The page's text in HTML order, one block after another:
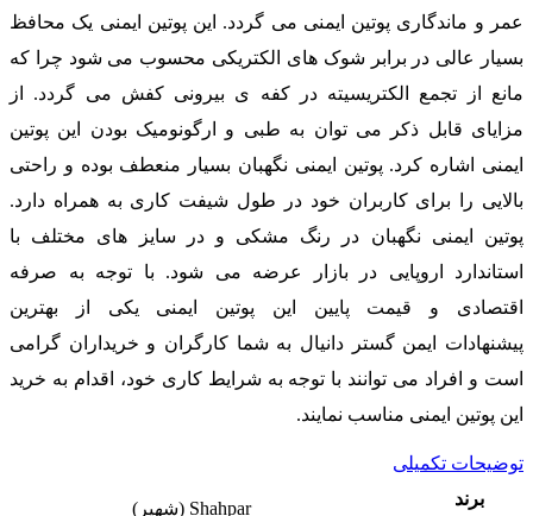
عمر و ماندگاری پوتین ایمنی می گردد. این پوتین ایمنی یک محافظ
بسیار عالی در برابر شوک های الکتریکی محسوب می شود چرا که
مانع از تجمع الکتریسیته در کفه ی بیرونی کفش می گردد. از
مزایای قابل ذکر می توان به طبی و ارگونومیک بودن این پوتین
ایمنی اشاره کرد. پوتین ایمنی نگهبان بسیار منعطف بوده و راحتی
بالایی را برای کاربران خود در طول شیفت کاری به همراه دارد.
پوتین ایمنی نگهبان در رنگ مشکی و در سایز های مختلف با
استاندارد اروپایی در بازار عرضه می شود. با توجه به صرفه
اقتصادی و قیمت پایین این پوتین ایمنی یکی از بهترین
پیشنهادات ایمن گستر دانیال به شما کارگران و خریداران گرامی
است و افراد می توانند با توجه به شرایط کاری خود، اقدام به خرید
این پوتین ایمنی مناسب نمایند.
توضیحات تکمیلی
برند
Shahpar (شهپر)